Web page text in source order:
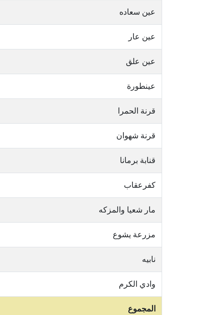
عين سعاده
عين عار
عين علق
عينطورة
قرنة الحمرا
قرنة شهوان
قنابة برمانا
كفرعقاب
مار شعيا والمزكه
مزرعة يشوع
نابيه
وادي الكرم
المجموع